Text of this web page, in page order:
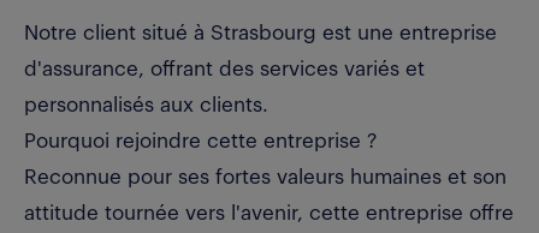
Notre client situé à Strasbourg est une entreprise
d'assurance, offrant des services variés et
personnalisés aux clients.
Pourquoi rejoindre cette entreprise ?
Reconnue pour ses fortes valeurs humaines et son
attitude tournée vers l'avenir, cette entreprise offre